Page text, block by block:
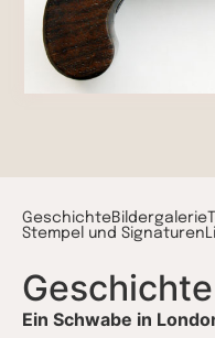
GeschichteBildergalerie
Stempel und Signaturen​
Geschichte
Ein Schwabe in